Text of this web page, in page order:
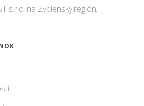
s.r.o. na Zvolenský región.